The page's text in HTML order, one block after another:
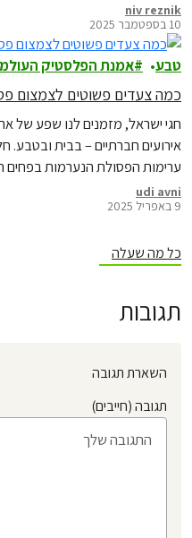
להגיע, ובראש שלי כבר רצות
להשאיר אחרינו הר של פסולת?
niv reznik
10 בספטמבר 2025
טבע אמנת הפלסטיק
כמה צעדים פשוטים לצמצום
חגי ישראל, מזמנים לנו שפע של
אירועים חברתיים – בבית
ערימות הפסולת הנערמות בפחים
שהולכות ומתמלאות ברחבי
מאיתנו, יכול לשנות הרגלים
udi avni
9 באפריל 2025
כל מה שעלה
תגובות
השארת תגובה
תגובה (חייבים)